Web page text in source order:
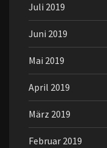
Juli 2019
Juni 2019
Mai 2019
April 2019
März 2019
Februar 2019